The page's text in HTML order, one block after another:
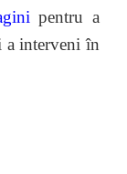
pentru a
a interveni în